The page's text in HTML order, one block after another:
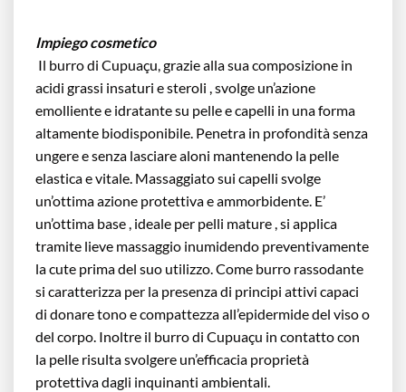
Impiego cosmetico
Il burro di Cupuaçu, grazie alla sua composizione in
acidi grassi insaturi e steroli , svolge un’azione
emolliente e idratante su pelle e capelli in una forma
altamente biodisponibile. Penetra in profondità senza
ungere e senza lasciare aloni mantenendo la pelle
elastica e vitale. Massaggiato sui capelli svolge
un’ottima azione protettiva e ammorbidente. E’
un’ottima base , ideale per pelli mature , si applica
tramite lieve massaggio inumidendo preventivamente
la cute prima del suo utilizzo. Come burro rassodante
si caratterizza per la presenza di principi attivi capaci
di donare tono e compattezza all’epidermide del viso o
del corpo. Inoltre il burro di Cupuaçu in contatto con
la pelle risulta svolgere un’efficacia proprietà
protettiva dagli inquinanti ambientali.